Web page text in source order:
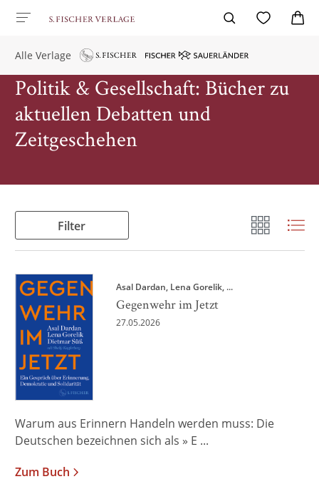
Alle Verlage
Politik & Gesellschaft: Bücher zu
aktuellen Debatten und
Zeitgeschehen
Filter
Asal Dardan Lena Gorelik, ...
Gegenwehr im Jetzt
27.05.2026
Warum aus Erinnern Handeln werden muss: Die
Deutschen bezeichnen sich als » E ...
Zum Buch